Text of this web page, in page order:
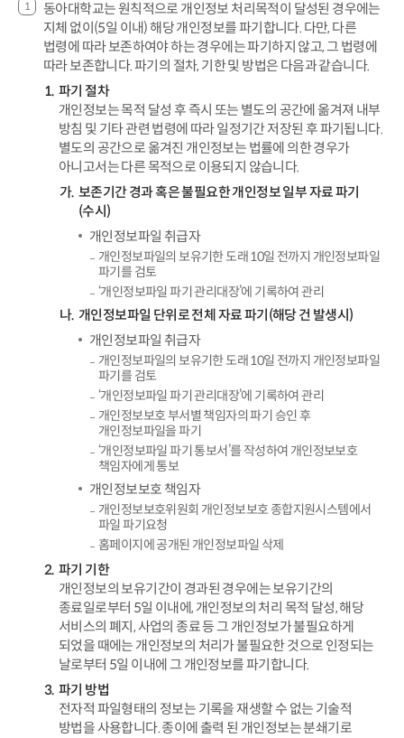
동아대학교는 원칙적으로 개인정보 처리목적이 달성된 경우에는
지체 없이(5일 이내) 해당 개인정보를 파기합니다. 다만, 다른
법령에 따라 보존하여야 하는 경우에는 파기하지 않고, 그 법령에
따라 보존합니다. 파기의 절차, 기한 및 방법은 다음과 같습니다.
파기 절차
개인정보는 목적 달성 후 즉시 또는 별도의 공간에 옮겨져 내부
방침 및 기타 관련 법령에 따라 일정기간 저장된 후 파기됩니다.
별도의 공간으로 옮겨진 개인정보는 법률에 의한 경우가
아니고서는 다른 목적으로 이용되지 않습니다.
보존기간 경과 혹은 불필요한 개인정보 일부 자료 파기
(수시)
개인정보파일 취급자
개인정보파일의 보유기한 도래 10일 전까지 개인정보파일
파기를 검토
‘개인정보파일 파기 관리대장’에 기록하여 관리
개인정보파일 단위로 전체 자료 파기(해당 건 발생시)
개인정보파일 취급자
개인정보파일의 보유기한 도래 10일 전까지 개인정보파일
파기를 검토
‘개인정보파일 파기 관리대장’에 기록하여 관리
개인정보보호 부서별 책임자의 파기 승인 후
개인정보파일을 파기
‘개인정보파일 파기 통보서’를 작성하여 개인정보보호
책임자에게 통보
개인정보보호 책임자
개인정보보호위원회 개인정보보호 종합지원시스템에서
파일 파기요청
홈페이지에 공개된 개인정보파일 삭제
파기 기한
개인정보의 보유기간이 경과된 경우에는 보유기간의
종료일로부터 5일 이내에, 개인정보의 처리 목적 달성, 해당
서비스의 폐지, 사업의 종료 등 그 개인정보가 불필요하게
되었을 때에는 개인정보의 처리가 불필요한 것으로 인정되는
날로부터 5일 이내에 그 개인정보를 파기합니다.
파기 방법
전자적 파일형태의 정보는 기록을 재생할 수 없는 기술적
방법을 사용합니다. 종이에 출력 된 개인정보는 분쇄기로